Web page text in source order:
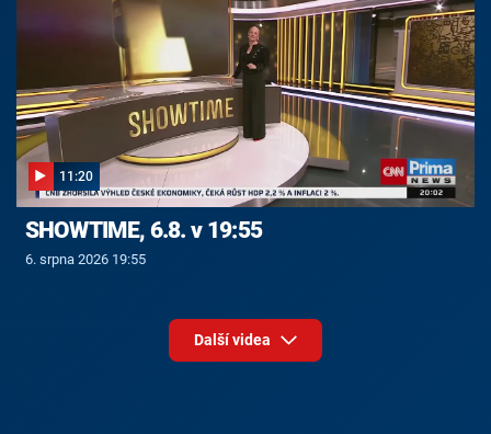
11:20
SHOWTIME, 6.8. v 19:55
6. srpna 2026 19:55
Další videa